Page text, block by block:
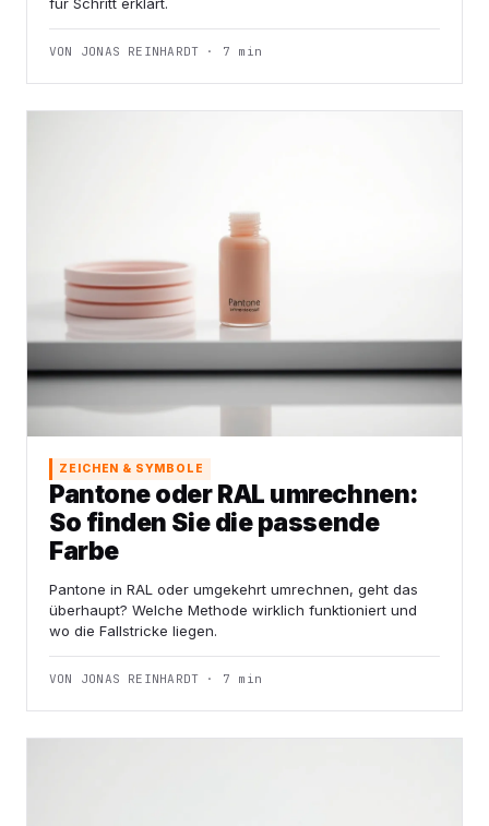
VON JONAS REINHARDT · 7 min
ZEICHEN & SYMBOLE
Pantone oder RAL umrechnen:
So finden Sie die passende
Farbe
Pantone in RAL oder umgekehrt umrechnen, geht das
überhaupt? Welche Methode wirklich funktioniert und
wo die Fallstricke liegen.
VON JONAS REINHARDT · 7 min